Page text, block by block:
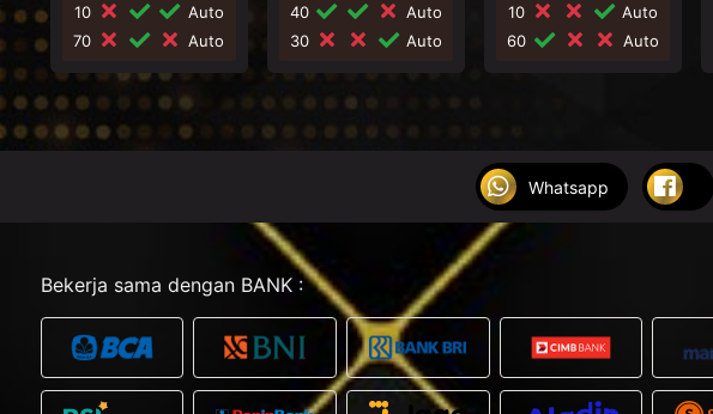
10
Auto
70
Auto
40
Auto
30
Auto
10
Auto
60
Auto
Whatsapp
Bekerja sama dengan BANK :